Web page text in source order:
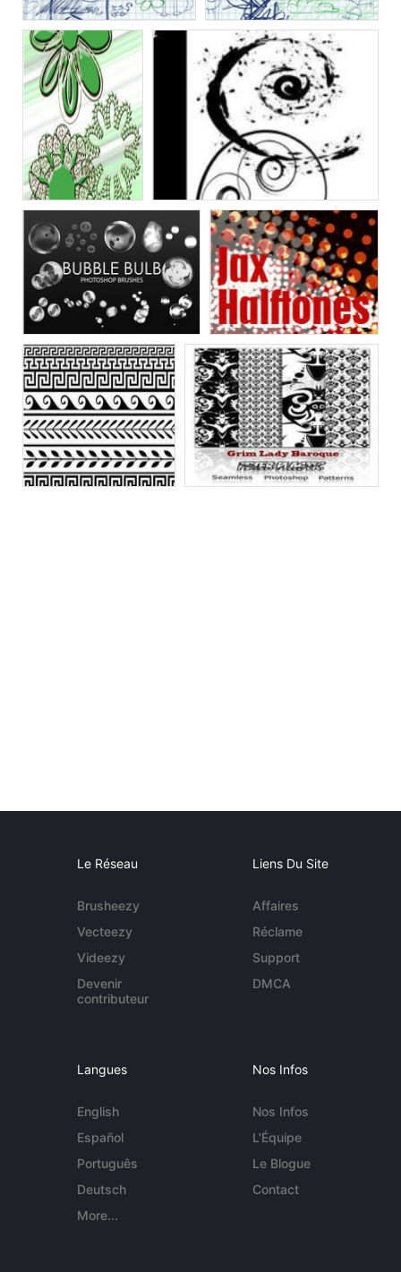
Le Réseau
Brusheezy
Vecteezy
Videezy
Devenir
contributeur
Liens Du Site
Affaires
Réclame
Support
DMCA
Langues
English
Español
Português
Deutsch
More...
Nos Infos
Nos Infos
L'Équipe
Le Blogue
Contact